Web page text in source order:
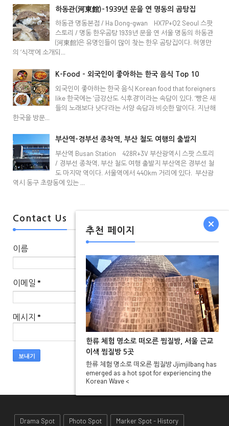
하동관(河東館)-1939년 문을 연 명동의 곰탕집
하동관 명동본점 / Ha Dong-gwan HX7P+Q2 Seoul 스팟
스토리 / 명동 한우곰탕 1939년 문을 연 서울 명동의 하동관
(河東館)은 유명인들이 많이 찾는 한우 곰탕집이다. 허영만
의 ‘식객’에 소개되...
K-Food - 외국인이 좋아하는 한국 음식 Top 10
외국인이 좋아하는 한국 음식 Korean food that foreigners
like 한국에는 ‘금강산도 식후경’이라는 속담이 있다. ‘빵은 새
들의 노래보다 낫다’라는 서양 속담과 비슷한 말이다. 지난해
한국을 방문...
부산역-경부선 종착역, 부산 철도 여행의 출발지
부산역 Busan Station 428R+3V 부산광역시 스팟 스토리
/ 경부선 종착역, 부산 철도 여행 출발지 부산역은 경부선 철
도 마지막 역이다. 서울역에서 440km 거리에 있다. 부산광
역시 동구 초량동에 있는 ...
Contact Us
이름
이메일 *
메시지 *
Drama Spot Photo Spot Marker Spot - History
추천 페이지
한류 체험 명소로 떠오른 찜질방, 서울 근교
이색 찜질방 5곳
한류 체험 명소로 떠오른 찜질방 Jjimjilbang has
emerged as a hot spot for experiencing the
Korean Wave <